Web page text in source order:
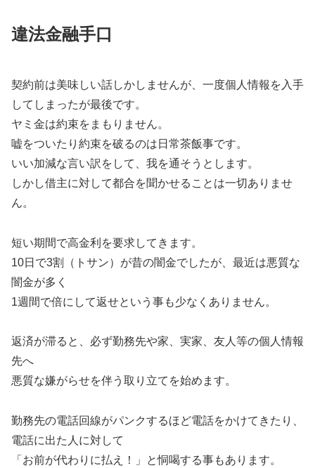
違法金融手口
契約前は美味しい話しかしませんが、一度個人情報を入手
してしまったが最後です。
ヤミ金は約束をまもりません。
嘘をついたり約束を破るのは日常茶飯事です。
いい加減な言い訳をして、我を通そうとします。
しかし借主に対して都合を聞かせることは一切ありませ
ん。
短い期間で高金利を要求してきます。
10日で3割（トサン）が昔の闇金でしたが、最近は悪質な
闇金が多く
1週間で倍にして返せという事も少なくありません。
返済が滞ると、必ず勤務先や家、実家、友人等の個人情報
先へ
悪質な嫌がらせを伴う取り立てを始めます。
勤務先の電話回線がパンクするほど電話をかけてきたり、
電話に出た人に対して
「お前が代わりに払え！」と恫喝する事もあります。